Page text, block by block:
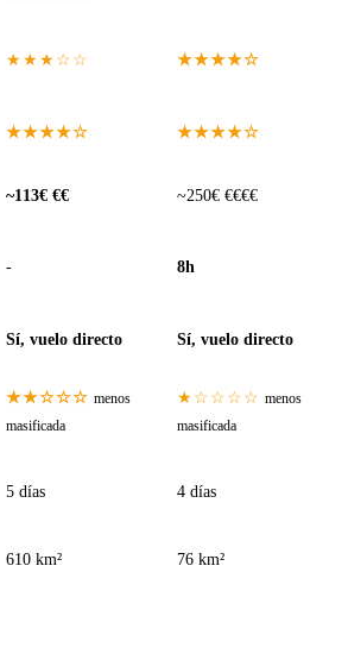
★★★☆☆ ★★★★☆
★★★★☆ ★★★★☆
~113€ €€ ~250€ €€€€
- 8h
Sí, vuelo directo Sí, vuelo directo
★★☆☆☆ menos
masificada
★☆☆☆☆ menos
masificada
5 días 4 días
610 km² 76 km²